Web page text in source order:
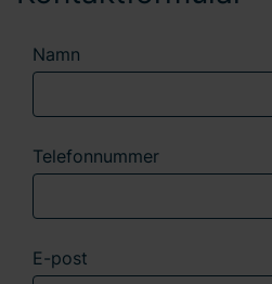
Namn
Telefonnummer
E-post